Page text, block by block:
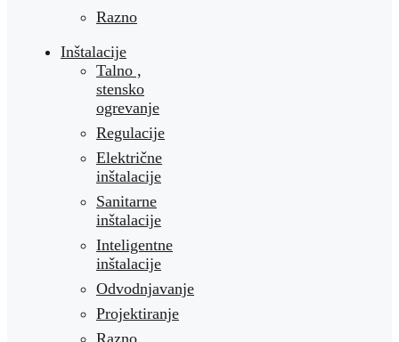
Razno
Inštalacije
Talno ,
stensko
ogrevanje
Regulacije
Električne
inštalacije
Sanitarne
inštalacije
Inteligentne
inštalacije
Odvodnjavanje
Projektiranje